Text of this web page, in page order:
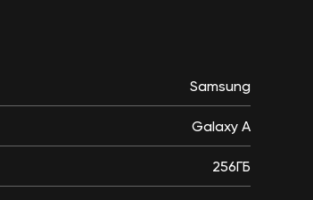
Samsung
Galaxy A
256ГБ